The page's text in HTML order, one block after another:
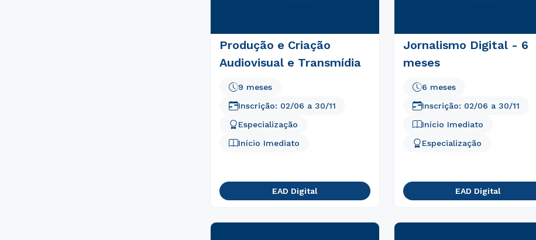
Produção e Criação
Audiovisual e Transmídia
Especialização
9 meses
Início Imediato
Inscrição: 02/06 a 30/11
EAD Digital
Jornalismo Digital - 6
meses
Início Imediato
6 meses
Especialização
Inscrição: 02/06 a 30/11
EAD Digital
envio de conteúdos da Unicid.